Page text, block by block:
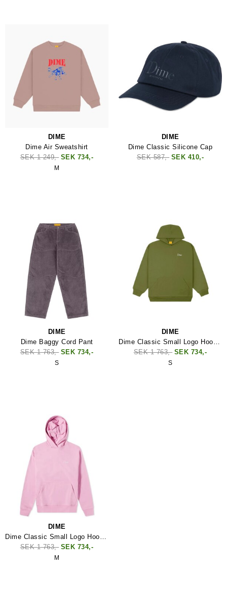
DIME
Dime Air Sweatshirt
SEK 1 249,- SEK 734,-
M
DIME
Dime Classic Silicone Cap
SEK 587,- SEK 410,-
DIME
Dime Baggy Cord Pant
SEK 1 763,- SEK 734,-
S
DIME
Dime Classic Small Logo Hoodie
SEK 1 763,- SEK 734,-
S
DIME
Dime Classic Small Logo Hood Sweatshirt
SEK 1 763,- SEK 734,-
M